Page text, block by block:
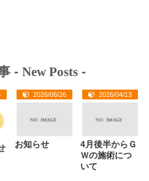
- New Posts-
2026/06/26
お知らせ
2026/04/13
4月後半からＧ
Ｗの施術につ
いて